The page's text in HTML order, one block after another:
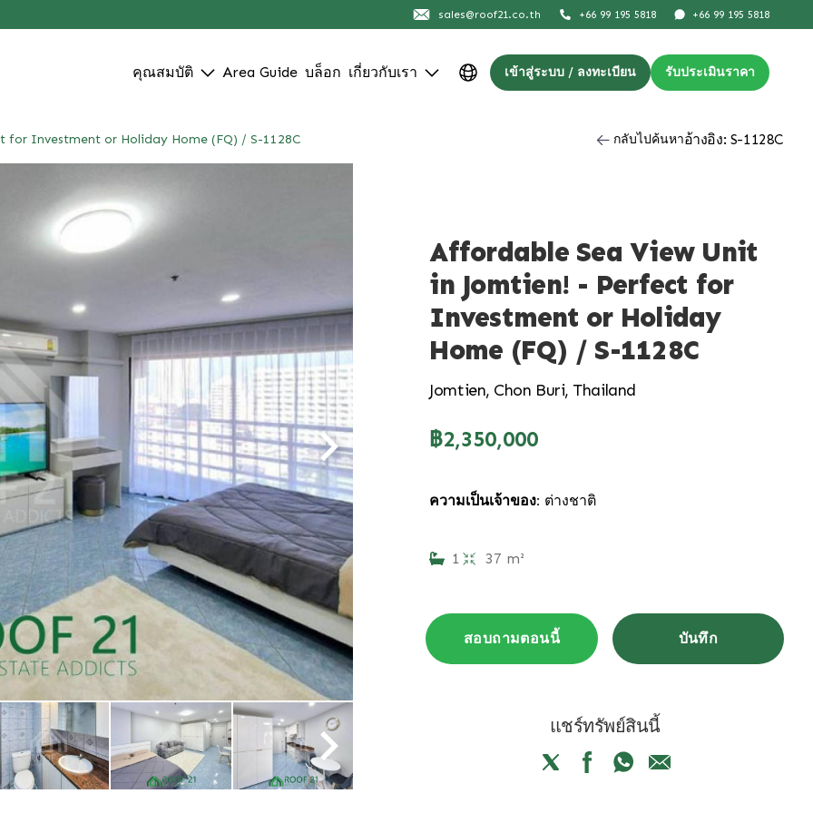
sales@roof21.co.th +66 99 195 5818 +66 99 195 5818
คุณสมบัติ Area Guide บล็อก เกี่ยวกับเรา เข้าสู่ระบบ / ลงทะเบียน รับประเมินราคา
Investment or Holiday Home (FQ) / S-1128C กลับไปค้นหาอ้างอิง: S-1128C
Affordable Sea View Unit
in Jomtien! - Perfect for
Investment or Holiday
Home (FQ) / S-1128C
Jomtien, Chon Buri, Thailand
฿2,350,000
ความเป็นเจ้าของ: ต่างชาติ
1 37 m²
สอบถามตอนนี้ บันทึก
แชร์ทรัพย์สินนี้